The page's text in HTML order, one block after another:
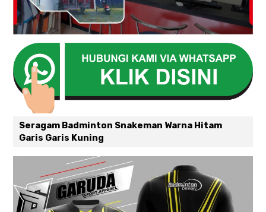
Seragam Badminton Snakeman Warna Hitam
Garis Garis Kuning